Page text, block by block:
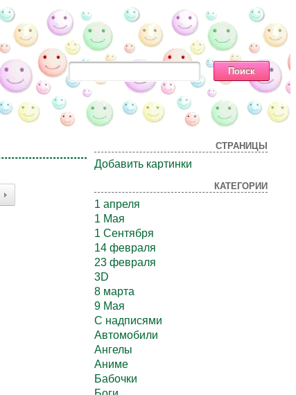
СТРАНИЦЫ
Добавить картинки
КАТЕГОРИИ
1 апреля
1 Мая
1 Сентября
14 февраля
23 февраля
3D
8 марта
9 Мая
C надписями
Автомобили
Ангелы
Аниме
Бабочки